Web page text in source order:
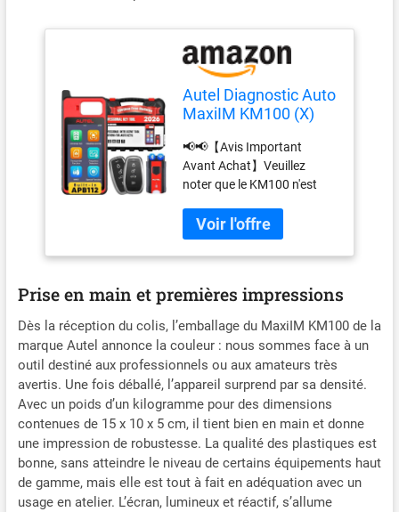
Autel Diagnostic Auto
MaxiIM KM100 (X)
Clés
📢📢【Avis Important
Avant Achat】Veuillez
noter que le KM100 n'est
compatible avec la plupart
des véhicules européens en
raison de restrictions
constructeurs et les
IMMO sur les voitures
européennes, nous
recommandons l'utilisation
de l'IM508S ou de l'IM608
Pro. Avant d'acheter,
veuillez envoyer le numéro
VIN de votre véhicule à ✍️
autelchoice@outlook.com
✍️ afin que nous puissions
confirmer la compatibilité
Prise en main et premières impressions
Dès la réception du colis, l’emballage du MaxiIM KM100 de la
marque Autel annonce la couleur : nous sommes face à un
outil destiné aux professionnels ou aux amateurs très
avertis. Une fois déballé, l’appareil surprend par sa densité.
Avec un poids d’un kilogramme pour des dimensions
contenues de 15 x 10 x 5 cm, il tient bien en main et donne
une impression de robustesse. La qualité des plastiques est
bonne, sans atteindre le niveau de certains équipements haut
de gamme, mais elle est tout à fait en adéquation avec un
usage en atelier. L’écran, lumineux et réactif, s’allume